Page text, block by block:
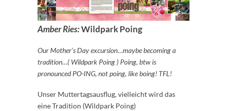
Amber Ries:Wildpark Poing
Our Mother’s Day excursion…maybe becoming a
tradition…( Wildpark Poing ) Poing, btw is
pronounced PO-ING, not poing, like boing! TFL!
Unser Muttertagsausflug, vielleicht wird das
eine Tradition (Wildpark Poing)